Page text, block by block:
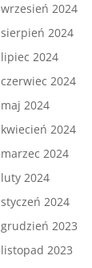
wrzesień 2024
sierpień 2024
lipiec 2024
czerwiec 2024
maj 2024
kwiecień 2024
marzec 2024
luty 2024
styczeń 2024
grudzień 2023
listopad 2023